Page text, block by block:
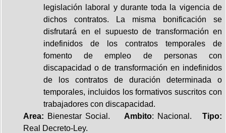
legislación laboral y durante toda la vigencia de
dichos contratos. La misma bonificación se
disfrutará en el supuesto de transformación en
indefinidos de los contratos temporales de
fomento de empleo de personas con
discapacidad o de transformación en indefinidos
de los contratos de duración determinada o
temporales, incluidos los formativos suscritos con
trabajadores con discapacidad.
Area: Bienestar Social. Ambito: Nacional. Tipo:
Real Decreto-Ley.